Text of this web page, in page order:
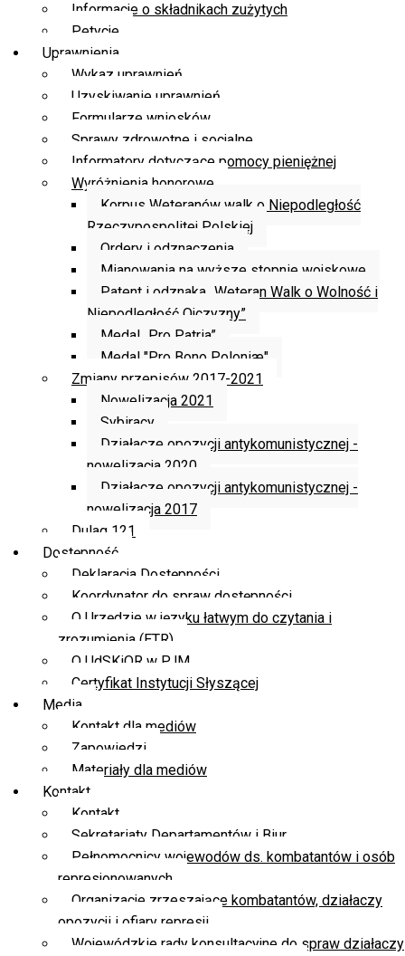
Informacje o składnikach zużytych
Petycje
Uprawnienia
Wykaz uprawnień
Uzyskiwanie uprawnień
Formularze wniosków
Sprawy zdrowotne i socjalne
Informatory dotyczące pomocy pieniężnej
Wyróżnienia honorowe
Korpus Weteranów walk o Niepodległość
Rzeczypospolitej Polskiej
Ordery i odznaczenia
Mianowania na wyższe stopnie wojskowe
Patent i odznaka „Weteran Walk o Wolność i
Niepodległość Ojczyzny”
Medal „Pro Patria”
Medal "Pro Bono Poloniæ"
Zmiany przepisów 2017-2021
Nowelizacja 2021
Sybiracy
Działacze opozycji antykomunistycznej -
nowelizacja 2020
Działacze opozycji antykomunistycznej -
nowelizacja 2017
Dulag 121
Dostępność
Deklaracja Dostępności
Koordynator do spraw dostępności
O Urzędzie w języku łatwym do czytania i
zrozumienia (ETR)
O UdSKiOR w PJM
Certyfikat Instytucji Słyszącej
Media
Kontakt dla mediów
Zapowiedzi
Materiały dla mediów
Kontakt
Kontakt
Sekretariaty Departamentów i Biur
Pełnomocnicy wojewodów ds. kombatantów i osób
represjonowanych
Organizacje zrzeszające kombatantów, działaczy
opozycji i ofiary represji
Wojewódzkie rady konsultacyjne do spraw działaczy